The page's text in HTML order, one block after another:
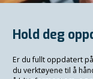
Hold deg
Er du fullt oppdatert
du verktøyene til å